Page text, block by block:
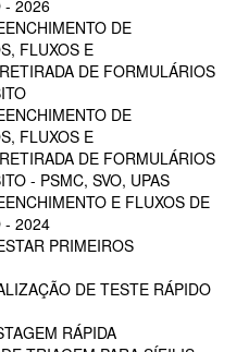
- 2026
DE
FLUXOS E
DE FORMULÁRIOS
DE
FLUXOS E
DE FORMULÁRIOS
- PSMC, SVO, UPAS
E FLUXOS DE
- 2024
PRIMEIROS
DE TESTE RÁPIDO
RÁPIDA